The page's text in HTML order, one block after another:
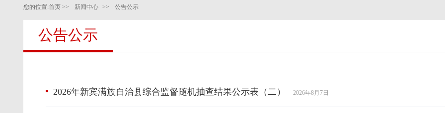
您的位置:首页 >> 新闻中心 >> 公告公示
公告公示
2026年新宾满族自治县综合监督随机抽查结果公示表（二） 2026年8月7日